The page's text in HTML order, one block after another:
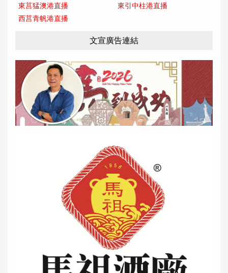
東莒猛澳港直播
東引中柱港直播
西莒青帆港直播
文宣廣告連結